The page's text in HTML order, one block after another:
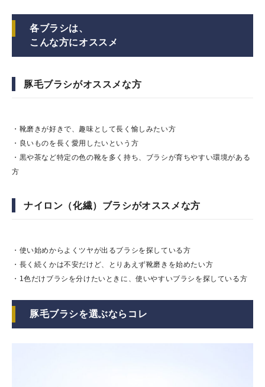
各ブラシは、
こんな方にオススメ
豚毛ブラシがオススメな方
・靴磨きが好きで、趣味として長く愉しみたい方
・良いものを長く愛用したいという方
・黒や茶など特定の色の靴を多く持ち、ブラシが育ちやすい環境がある
方
ナイロン（化繊）ブラシがオススメな方
・使い始めからよくツヤが出るブラシを探している方
・長く続くかは不安だけど、とりあえず靴磨きを始めたい方
・1色だけブラシを分けたいときに、使いやすいブラシを探している方
豚毛ブラシを選ぶならコレ